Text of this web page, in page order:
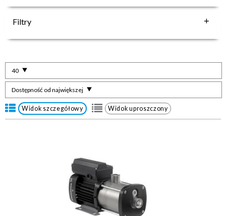
Filtry
Dostępność od największej
40
Widok szczegółowy Widok uproszczony